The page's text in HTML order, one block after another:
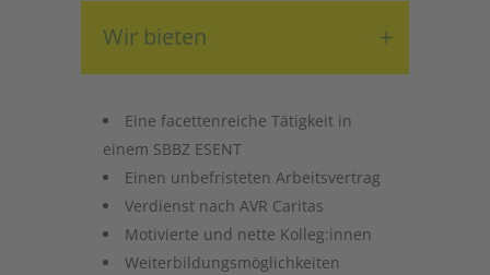
Wir bieten
Eine facettenreiche Tätigkeit in
einem SBBZ ESENT
Einen unbefristeten Arbeitsvertrag
Verdienst nach AVR Caritas
Motivierte und nette Kolleg:innen
Weiterbildungsmöglichkeiten